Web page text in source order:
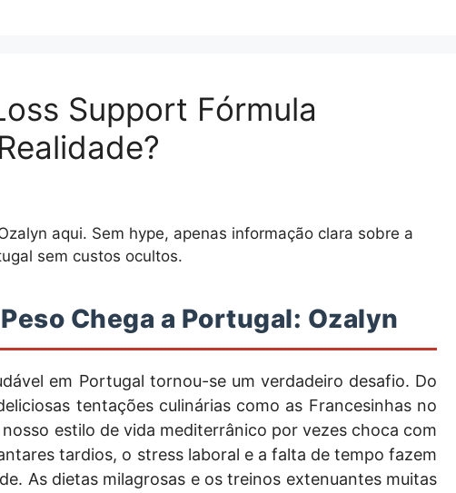
Support Fórmula
aqui. Sem hype, apenas informação clara sobre a
sem custos ocultos.
Chega a Portugal: Ozalyn
em Portugal tornou-se um verdadeiro desafio. Do
tentações culinárias como as Francesinhas no
estilo de vida mediterrânico por vezes choca com
tardios, o stress laboral e a falta de tempo fazem
As dietas milagrosas e os treinos extenuantes muitas